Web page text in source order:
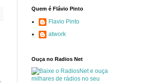
Quem é Flávio Pinto
Flavio Pinto
atwork
Ouça no Radios Net